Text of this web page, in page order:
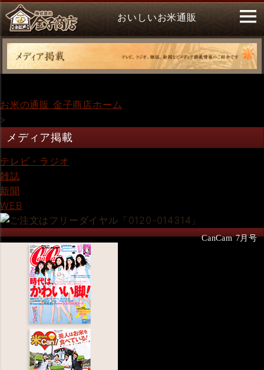
おいしいお米通販
お米の通販 金子商店ホーム
>
メディア掲載
テレビ・ラジオ
雑誌
新聞
WEB
CanCam 7月号